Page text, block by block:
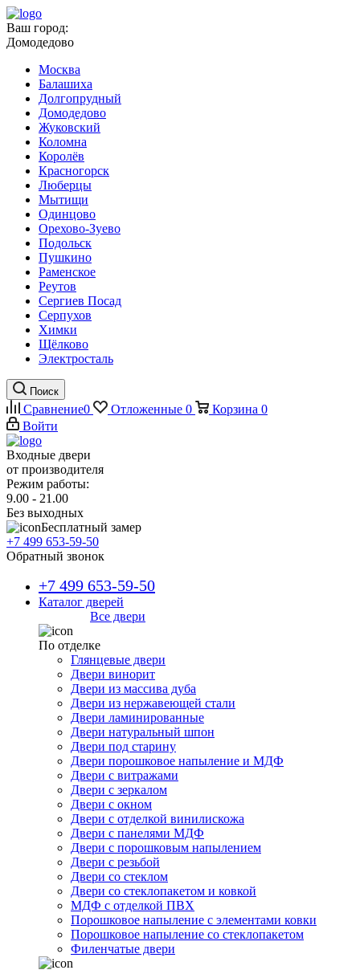
Ваш город:
Домодедово
Москва
Балашиха
Долгопрудный
Домодедово
Жуковский
Коломна
Королёв
Красногорск
Люберцы
Мытищи
Одинцово
Орехово-Зуево
Подольск
Пушкино
Раменское
Реутов
Сергиев Посад
Серпухов
Химки
Щёлково
Электросталь
Поиск
Сравнение0 Отложенные 0 Корзина 0
Войти
Входные двери
от производителя
Режим работы:
9.00 - 21.00
Без выходных
Бесплатный замер
+7 499 653-59-50
Обратный звонок
+7 499 653-59-50
Каталог дверей
Все двери
По отделке
Глянцевые двери
Двери винорит
Двери из массива дуба
Двери из нержавеющей стали
Двери ламинированные
Двери натуральный шпон
Двери под старину
Двери порошковое напыление и МДФ
Двери с витражами
Двери с зеркалом
Двери с окном
Двери с отделкой винилискожа
Двери с панелями МДФ
Двери с порошковым напылением
Двери с резьбой
Двери со стеклом
Двери со стеклопакетом и ковкой
МДФ с отделкой ПВХ
Порошковое напыление с элементами ковки
Порошковое напыление со стеклопакетом
Филенчатые двери